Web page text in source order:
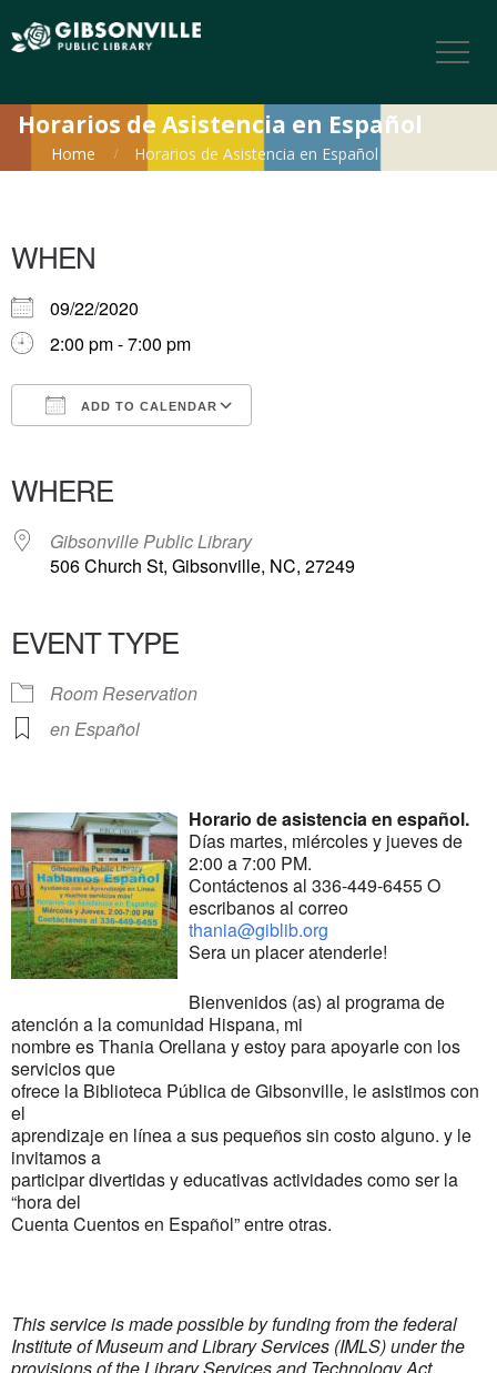
Horarios de Asistencia en Español
Home Horarios de Asistencia en Español
WHEN
09/22/2020
2:00 pm - 7:00 pm
ADD TO CALENDAR
WHERE
Gibsonville Public Library
506 Church St, Gibsonville, NC, 27249
EVENT TYPE
Room Reservation
en Español
Horario de asistencia en español.
Días martes, miércoles y jueves de
2:00 a 7:00 PM.
Contáctenos al 336-449-6455 O
escribanos al correo
thania@giblib.org
Sera un placer atenderle!
Bienvenidos (as) al programa de
atención a la comunidad Hispana, mi
nombre es Thania Orellana y estoy para apoyarle con los
servicios que
ofrece la Biblioteca Pública de Gibsonville, le asistimos con
el
aprendizaje en línea a sus pequeños sin costo alguno. y le
invitamos a
participar divertidas y educativas actividades como ser la
“hora del
Cuenta Cuentos en Español” entre otras.
This service is made possible by funding from the federal
Institute of Museum and Library Services (IMLS) under the